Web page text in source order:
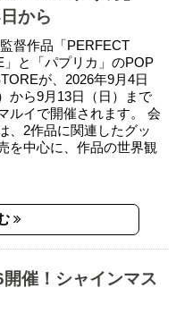
から
督作品「PERFECT
」と「パプリカ」のPOP
が、2026年9月4日
）から9月13日（日）まで
ルイで開催されます。 会
、2作品に関連したグッ
を中心に、作品の世界観
催！シャインマス